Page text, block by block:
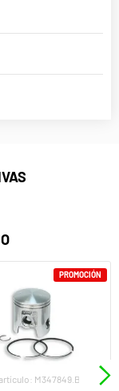
M347849.B0
PROMOCIÓN